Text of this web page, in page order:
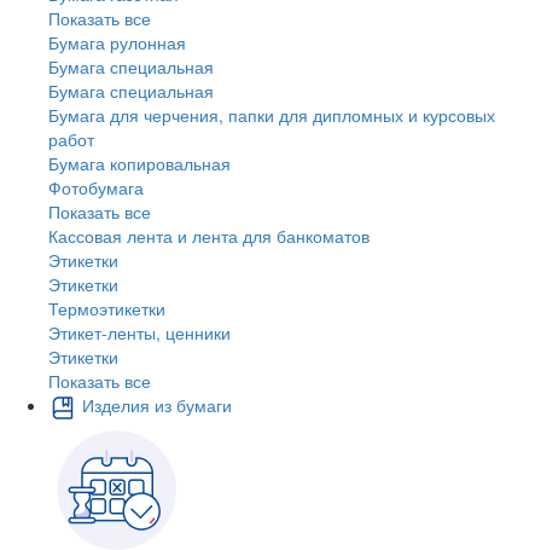
Показать все
Бумага рулонная
Бумага специальная
Бумага специальная
Бумага для черчения, папки для дипломных и курсовых
работ
Бумага копировальная
Фотобумага
Показать все
Кассовая лента и лента для банкоматов
Этикетки
Этикетки
Термоэтикетки
Этикет-ленты, ценники
Этикетки
Показать все
Изделия из бумаги